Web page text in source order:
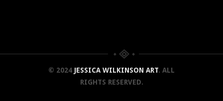
© 2024 JESSICA WILKINSON ART. ALL
RIGHTS RESERVED.